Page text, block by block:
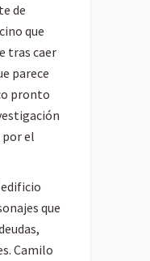
de
que
tras caer
parece
pronto
el
que
Camilo